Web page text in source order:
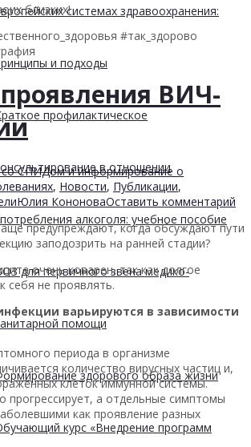
системах здравоохранения:
и подходы
профилактическое
в отношении
алкоголя: учебное пособие
для первичного звена медико-
помощи
здорового образа жизни
курс «Внедрение программ
близких!
#так_здорово
ВИЧ-
СПИДом и информирование о
, Новости, Публикации,
Юлия КононоваОставить комментарий
предупреждают, когда обсуждают пути
заподозрить на ранней стадии?
очень коварен, так как долгое
себя не проявлять.
варьируются в зависимости
периода в организме
количество вирусных частиц и,
клеток иммунной системы.
прогрессирует, а отдельные симптомы
как проявление разных